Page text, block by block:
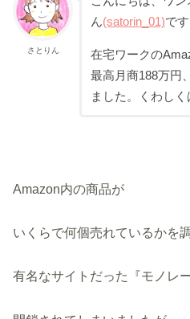
さとりん
ん(satorin_01)です
在宅ワークの
最高月商188万円
ました。くわしく
Amazon内の商品が
いくらで何個売れているかを
有名なサイトだった『モノレ